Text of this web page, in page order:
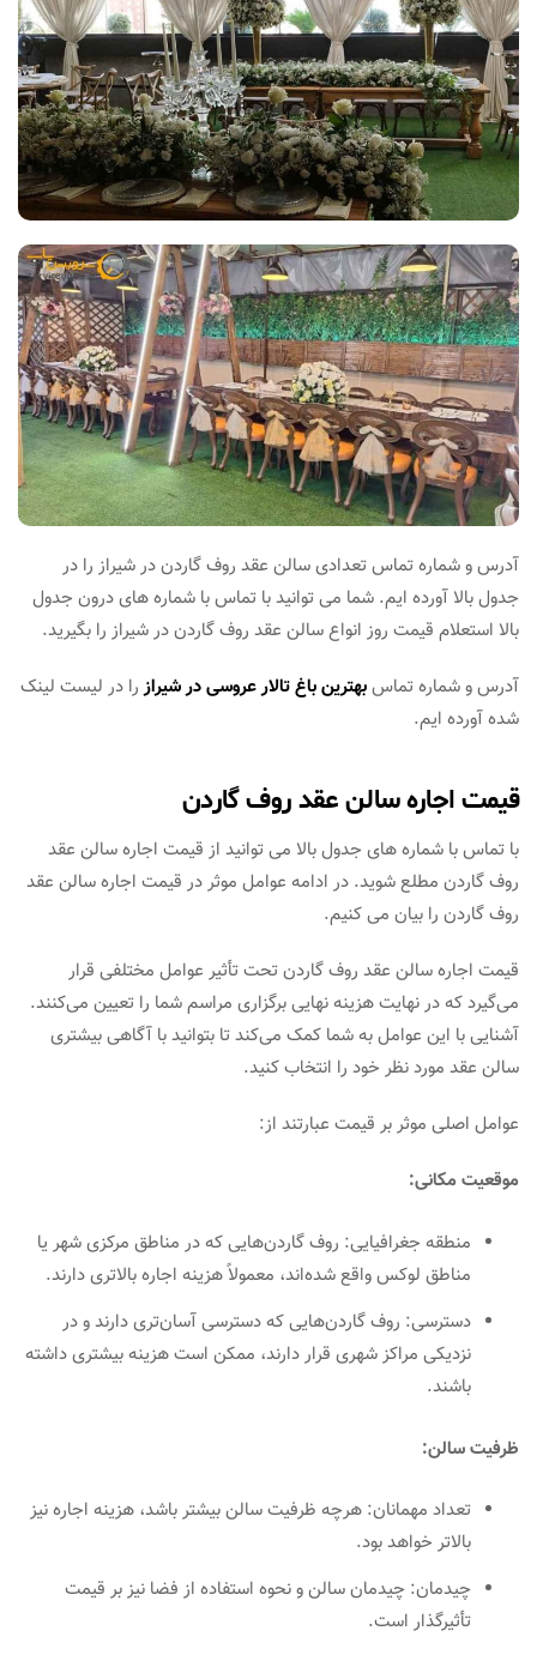
آدرس و شماره تماس تعدادی سالن عقد روف گاردن در شیراز را در
جدول بالا آورده ایم. شما می توانید با تماس با شماره های درون جدول
بالا استعلام قیمت روز انواع سالن عقد روف گاردن در شیراز را بگیرید.
آدرس و شماره تماسبهترین باغ تالار عروسی در شیرازرا در لیست لینک
شده آورده ایم.
قیمت اجاره سالن عقد روف گاردن
با تماس با شماره های جدول بالا می توانید از قیمت اجاره سالن عقد
روف گاردن مطلع شوید. در ادامه عوامل موثر در قیمت اجاره سالن عقد
روف گاردن را بیان می کنیم.
قیمت اجاره سالن عقد روف گاردن تحت تأثیر عوامل مختلفی قرار
می‌گیرد که در نهایت هزینه نهایی برگزاری مراسم شما را تعیین می‌کنند.
آشنایی با این عوامل به شما کمک می‌کند تا بتوانید با آگاهی بیشتری
سالن عقد مورد نظر خود را انتخاب کنید.
عوامل اصلی موثر بر قیمت عبارتند از:
موقعیت مکانی:
منطقه جغرافیایی: روف گاردن‌هایی که در مناطق مرکزی شهر یا
مناطق لوکس واقع شده‌اند، معمولاً هزینه اجاره بالاتری دارند.
دسترسی: روف گاردن‌هایی که دسترسی آسان‌تری دارند و در
نزدیکی مراکز شهری قرار دارند، ممکن است هزینه بیشتری داشته
باشند.
ظرفیت سالن:
تعداد مهمانان: هرچه ظرفیت سالن بیشتر باشد، هزینه اجاره نیز
بالاتر خواهد بود.
چیدمان: چیدمان سالن و نحوه استفاده از فضا نیز بر قیمت
تأثیرگذار است.